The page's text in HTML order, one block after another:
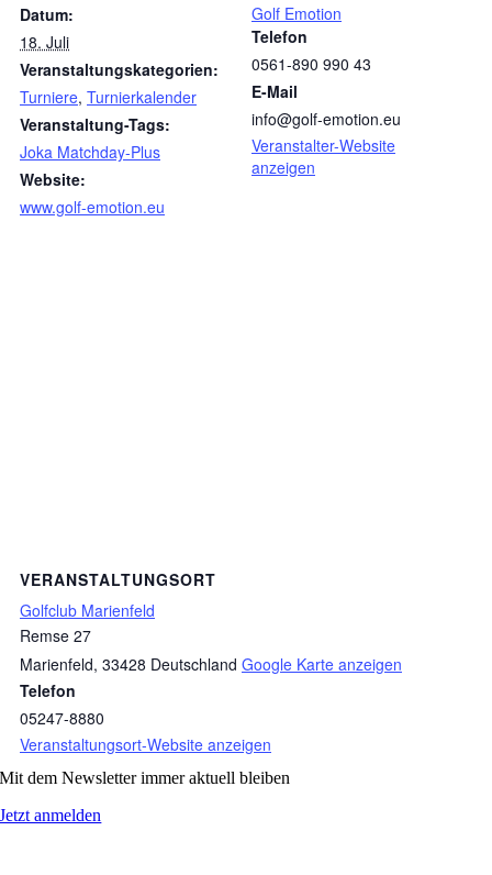
Datum:
18. Juli
Veranstaltungskategorien:
Turniere, Turnierkalender
Veranstaltung-Tags:
Joka Matchday-Plus
Website:
www.golf-emotion.eu
Golf Emotion
Telefon
0561-890 990 43
E-Mail
info@golf-emotion.eu
Veranstalter-Website
anzeigen
VERANSTALTUNGSORT
Golfclub Marienfeld
Remse 27
Marienfeld, 33428 Deutschland Google Karte anzeigen
Telefon
05247-8880
Veranstaltungsort-Website anzeigen
Mit dem Newsletter immer aktuell bleiben
Jetzt anmelden